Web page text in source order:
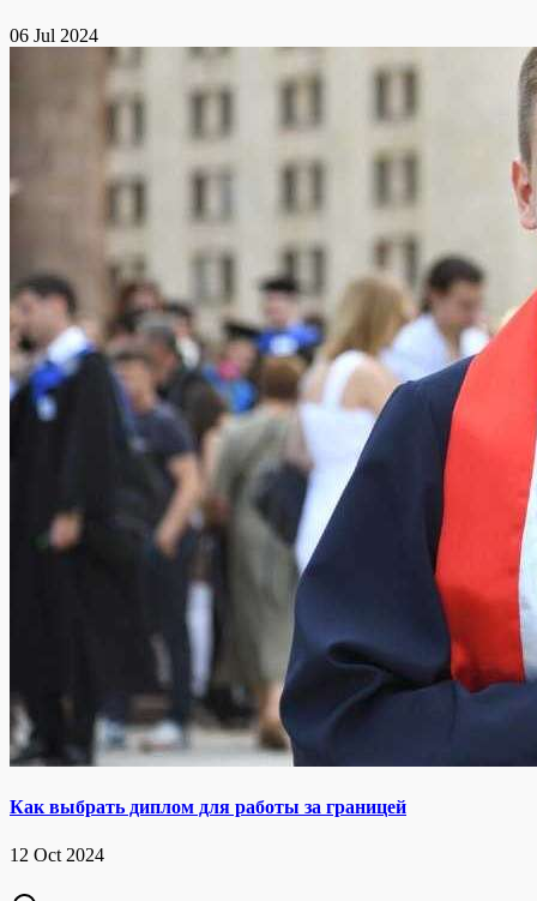
06 Jul 2024
Как выбрать диплом для работы за границей
12 Oct 2024